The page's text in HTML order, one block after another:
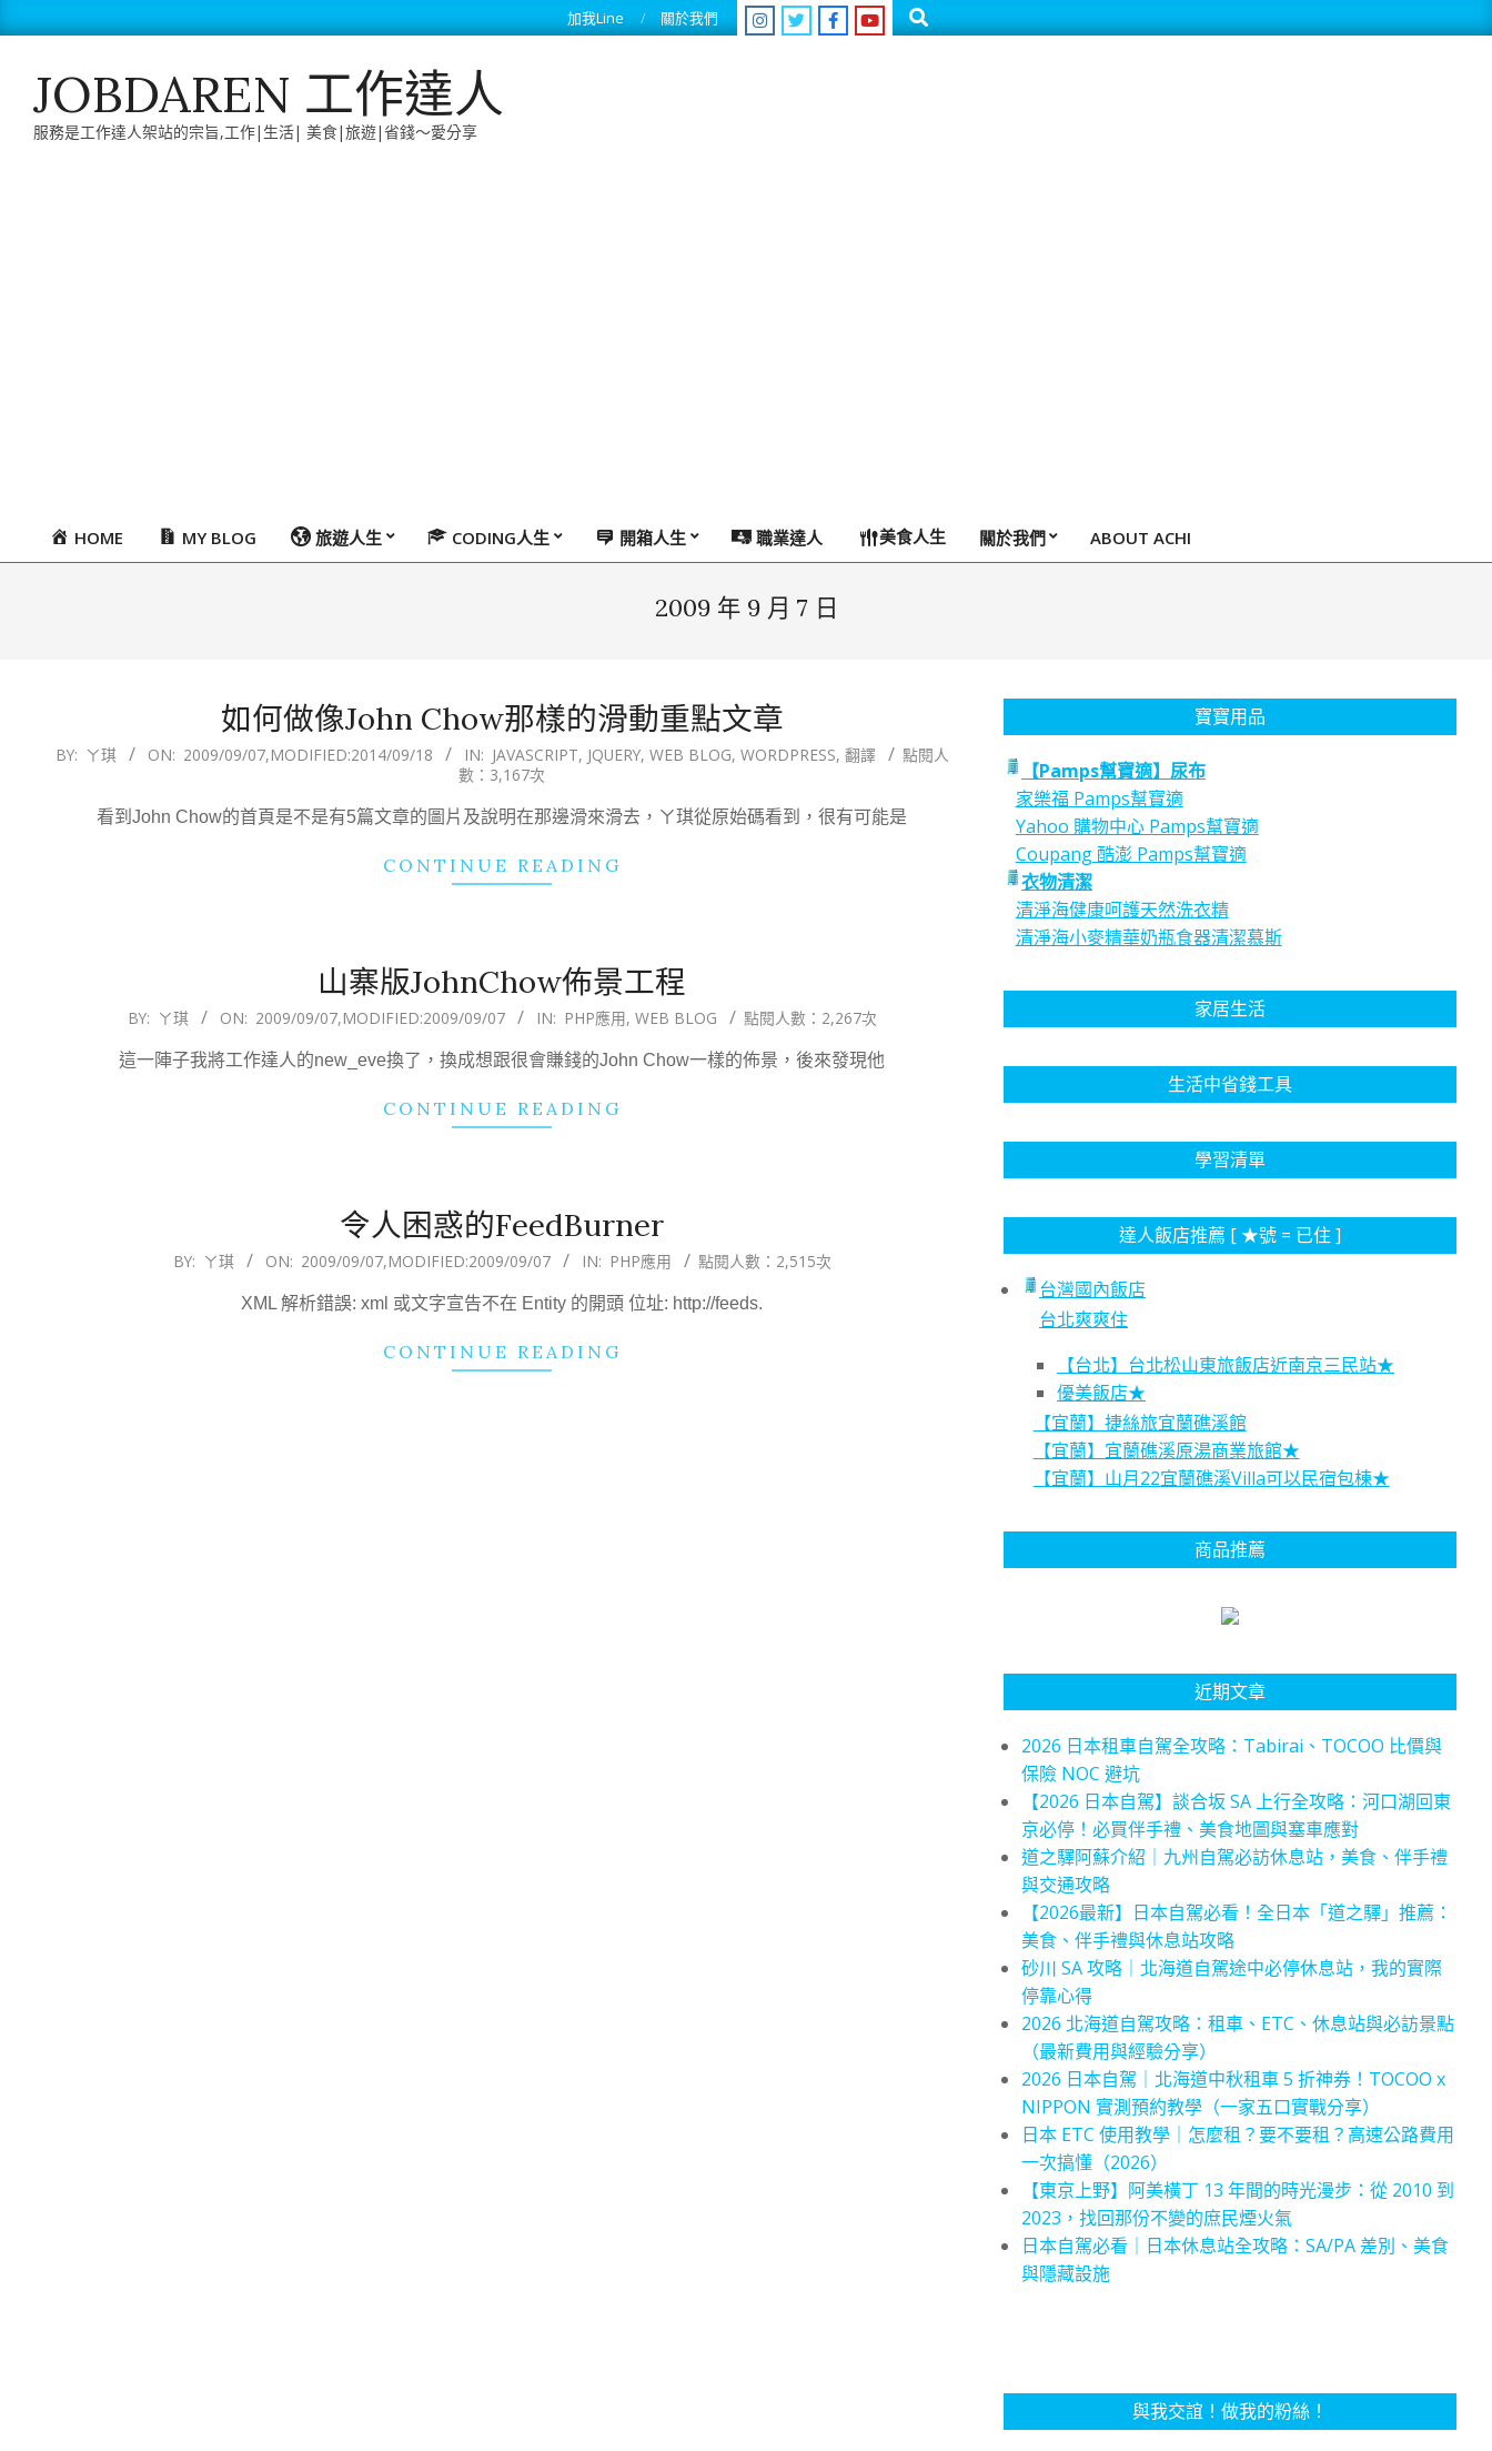
to
加我Line 關於我們 Search
JOBDAREN 工作達人
服務是工作達人架站的宗旨,工作|生活| 美食|旅遊|省錢～愛分享
PrimaryHOME MY BLOG 旅遊人生 CODING人生 開箱人生 職業達人 美食人生 關於我們 ABOUT ACHI
2009 年 9 月 7 日
如何做像John Chow那樣的滑動重點文章
2009-
BY: ㄚ琪 ON: 2009/09/07,MODIFIED:2014/09/18 IN: JAVASCRIPT, JQUERY, WEB BLOG, WORDPRESS, 翻譯
點閱人
數：3,167次
看到John Chow的首頁是不是有5篇文章的圖片及說明在那邊滑來滑去，ㄚ琪從原始碼看到，很有可能是
CONTINUE READING
山寨版JohnChow佈景工程
BY: ㄚ琪 ON: 2009/09/07,MODIFIED:2009/09/07 IN: PHP應用, WEB BLOG 點閱人數：2,267次
這一陣子我將工作達人的new_eve換了，換成想跟很會賺錢的John Chow一樣的佈景，後來發現他
CONTINUE READING
令人困惑的FeedBurner
BY: ㄚ琪 ON: 2009/09/07,MODIFIED:2009/09/07 IN: PHP應用 點閱人數：2,515次
XML 解析錯誤: xml 或文字宣告不在 Entity 的開頭 位址: http://feeds.
CONTINUE READING
寶寶用品
【Pamps幫寶適】尿布
家樂福 Pamps幫寶適
Yahoo 購物中心 Pamps幫寶適
Coupang 酷澎 Pamps幫寶適
衣物清潔
清淨海健康呵護天然洗衣精
清淨海小麥精華奶瓶食器清潔慕斯
家居生活
生活中省錢工具
學習清單
達人飯店推薦 [ ★號 = 已住 ]
台灣國內飯店
台北爽爽住
【台北】台北松山東旅飯店近南京三民站★
優美飯店★
【宜蘭】捷絲旅宜蘭礁溪館
【宜蘭】宜蘭礁溪原湯商業旅館★
【宜蘭】山月22宜蘭礁溪Villa可以民宿包棟★
商品推薦
近期文章
2026 日本租車自駕全攻略：Tabirai、TOCOO 比價與
保險 NOC 避坑
【2026 日本自駕】談合坂 SA 上行全攻略：河口湖回東
京必停！必買伴手禮、美食地圖與塞車應對
道之驛阿蘇介紹｜九州自駕必訪休息站，美食、伴手禮
與交通攻略
【2026最新】日本自駕必看！全日本「道之驛」推薦：
美食、伴手禮與休息站攻略
砂川 SA 攻略｜北海道自駕途中必停休息站，我的實際
停靠心得
2026 北海道自駕攻略：租車、ETC、休息站與必訪景點
（最新費用與經驗分享）
2026 日本自駕｜北海道中秋租車 5 折神券！TOCOO x
NIPPON 實測預約教學（一家五口實戰分享）
日本 ETC 使用教學｜怎麼租？要不要租？高速公路費用
一次搞懂（2026）
【東京上野】阿美橫丁 13 年間的時光漫步：從 2010 到
2023，找回那份不變的庶民煙火氣
日本自駕必看｜日本休息站全攻略：SA/PA 差別、美食
與隱藏設施
與我交誼！做我的粉絲！